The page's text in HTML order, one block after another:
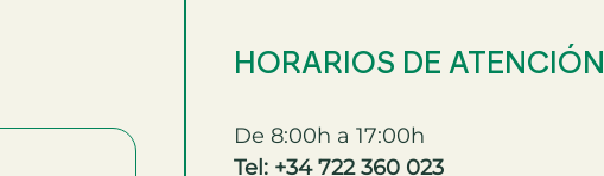
HORARIOS DE ATENCIÓN
De 8:00h a 17:00h
Tel: +34 722 360 023